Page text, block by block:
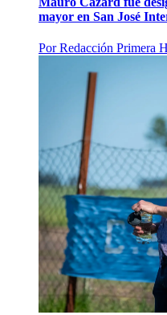
mayor en San José
PorRedacción Primera